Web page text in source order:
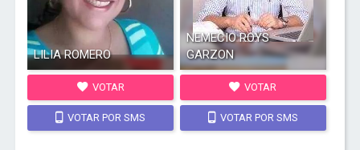
LILIA ROMERO
VOTAR
VOTAR POR SMS
NEMECIO ROYS
GARZON
VOTAR
VOTAR POR SMS